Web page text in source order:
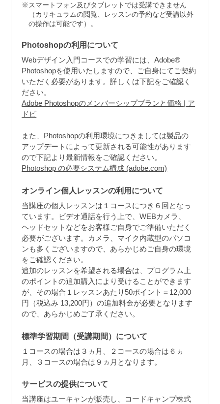
スマートフォン及びタブレットでは受講できません
（カリキュラムの閲覧、レッスンの予約など受講以外
の操作は可能です）。
Photoshopの利用について
Webデザイン入門コースでの学習には、Adobe®
Photoshopを使用いたしますので、ご自身にてご契約
いただく必要があります。詳しくは下記をご確認く
ださい。
Adobe Photoshopのメンバーシッププランと価格 | ア
ドビ
また、Photoshopの利用環境につきましては製品の
アップデートによって更新される可能性があります
ので下記より最新情報をご確認ください。
Photoshop の必要システム構成 (adobe.com)
オンライン個人レッスンの利用について
当講座の個人レッスンは１コースにつき６回となっ
ています。ビデオ通話を行う上で、WEBカメラ、
ヘッドセットなどをお客様ご自身でご準備いただく
必要がございます。カメラ、マイク内蔵型のパソコ
ンも多くございますので、あらかじめご自身の環境
をご確認ください。
追加のレッスンを希望される場合は、プログラム上
のポイントの追加購入により受けることができます
が、その場合１レッスンあたり50ポイント＝12,000
円（税込み 13,200円）の追加料金が必要となります
ので、あらかじめご了承ください。
標準学習期間（受講期間）について
１コースの場合は３ヵ月、２コースの場合は６ヵ
月、３コースの場合は９ヵ月となります。
サービスの提供について
当講座はユーキャンが販売し、コードキャンプ株式